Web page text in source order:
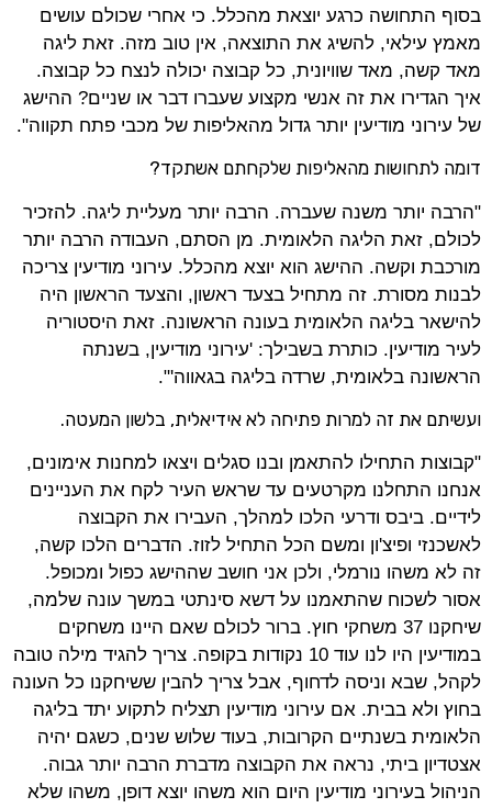
בסוף התחושה כרגע יוצאת מהכלל. כי אחרי שכולם עושים
מאמץ עילאי, להשיג את התוצאה, אין טוב מזה. זאת ליגה
מאד קשה, מאד שוויונית, כל קבוצה יכולה לנצח כל קבוצה.
איך הגדירו את זה אנשי מקצוע שעברו דבר או שניים? ההישג
של עירוני מודיעין יותר גדול מהאליפות של מכבי פתח תקווה".
דומה לתחושות מהאליפות שלקחתם אשתקד?
"הרבה יותר משנה שעברה. הרבה יותר מעליית ליגה. להזכיר
לכולם, זאת הליגה הלאומית. מן הסתם, העבודה הרבה יותר
מורכבת וקשה. ההישג הוא יוצא מהכלל. עירוני מודיעין צריכה
לבנות מסורת. זה מתחיל בצעד ראשון, והצעד הראשון היה
להישאר בליגה הלאומית בעונה הראשונה. זאת היסטוריה
לעיר מודיעין. כותרת בשבילך: 'עירוני מודיעין, בשנתה
הראשונה בלאומית, שרדה בליגה בגאווה'".
ועשיתם את זה למרות פתיחה לא אידיאלית, בלשון המעטה.
"קבוצות התחילו להתאמן ובנו סגלים ויצאו למחנות אימונים,
אנחנו התחלנו מקרטעים עד שראש העיר לקח את העניינים
לידיים. ביבס ודרעי הלכו למהלך, העבירו את הקבוצה
לאשכנזי ופיצ'ון ומשם הכל התחיל לזוז. הדברים הלכו קשה,
זה לא משהו נורמלי, ולכן אני חושב שההישג כפול ומכופל.
אסור לשכוח שהתאמנו על דשא סינתטי במשך עונה שלמה,
שיחקנו 37 משחקי חוץ. ברור לכולם שאם היינו משחקים
במודיעין היו לנו עוד 10 נקודות בקופה. צריך להגיד מילה טובה
לקהל, שבא וניסה לדחוף, אבל צריך להבין ששיחקנו כל העונה
בחוץ ולא בבית. אם עירוני מודיעין תצליח לתקוע יתד בליגה
הלאומית בשנתיים הקרובות, בעוד שלוש שנים, כשגם יהיה
אצטדיון ביתי, נראה את הקבוצה מדברת הרבה יותר גבוה.
הניהול בעירוני מודיעין היום הוא משהו יוצא דופן, משהו שלא